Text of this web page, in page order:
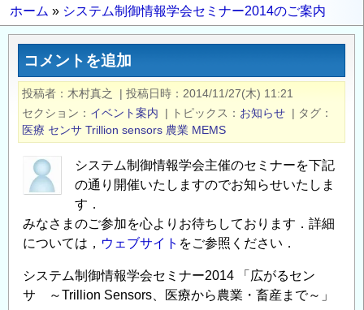
移
パ
ン
ず
ホーム システム制御情報学会セミナー2014のご案内
コメントを追加
投稿者 木村真之 | 投稿日時
2014/11/27(木) 11:21
セクション
イベント案内 | トピックス お知らせ | タグ
医療 センサ Trillion sensors 農業 MEMS
システム制御情報学会主催のセミナーを下記
の通り開催いたしますのでお知らせいたしま
す．
みなさまのご参加を心よりお待ちしております．詳細
については， ウェブサイト をご参照ください．
システム制御情報学会セミナー2014 「広がるセン
サ ～Trillion Sensors、医療から農業・畜産まで～」